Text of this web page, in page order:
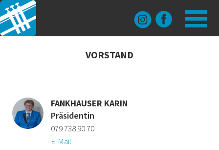
VORSTAND
FANKHAUSER KARIN
Präsidentin
079 738 90 70
E-Mail
MENÜ
HOME